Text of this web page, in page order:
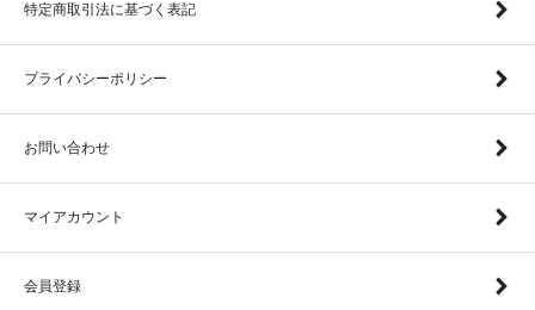
特定商取引法に基づく表記
プライバシーポリシー
お問い合わせ
マイアカウント
会員登録